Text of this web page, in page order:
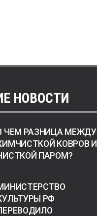
НОВОСТИ
ЧЕМ РАЗНИЦА МЕЖДУ
КОВРОВ И
ПАРОМ?
РФ